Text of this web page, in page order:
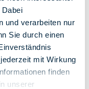
und verarbeiten nur
Sie durch einen
mit Wirkung
finden
unserer
für das Management.
sichern sich